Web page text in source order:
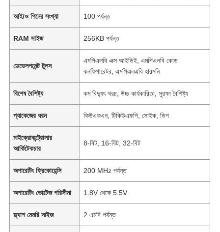
আই/ও পিনের সংখ্যা 100 পর্যন্ত
RAM সাইজ 256KB পর্যন্ত
ডেভেলপমেন্ট টুলস
এমপিএলবি এক্স আইডিই, এমপিএলবি কোড
কনফিগারেটর, এমপিএলএবি হারমনি
বিশেষ বৈশিষ্ট্য কম বিদ্যুৎ খরচ, উচ্চ কার্যকারিতা, সুরক্ষা বৈশিষ্ট্য
প্যাকেজের ধরন কিউএফএন, টিকিউএফপি, সোইক, ডিপ
মাইক্রোকন্ট্রোলার
আর্কিটেকচার
8-বিট, 16-বিট, 32-বিট
অপারেটিং ফ্রিকোয়েন্সি 200 MHz পর্যন্ত
অপারেটিং ভোল্টেজ পরিসীমা 1.8V থেকে 5.5V
ফ্ল্যাশ মেমরি সাইজ 2 এমবি পর্যন্ত